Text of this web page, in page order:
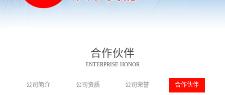
合作伙伴
ENTERPRISE HONOR
公司简介 公司资质 公司荣誉 合作伙伴